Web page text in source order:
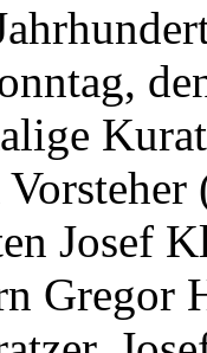
Josef
Gregor